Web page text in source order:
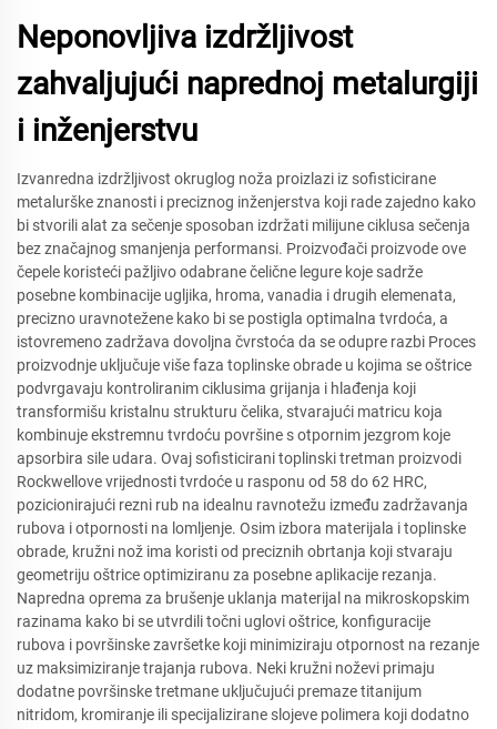
Neponovljiva izdržljivost
zahvaljujući naprednoj metalurgiji
i inženjerstvu
Izvanredna izdržljivost okruglog noža proizlazi iz sofisticirane
metalurške znanosti i preciznog inženjerstva koji rade zajedno kako
bi stvorili alat za sečenje sposoban izdržati milijune ciklusa sečenja
bez značajnog smanjenja performansi. Proizvođači proizvode ove
čepele koristeći pažljivo odabrane čelične legure koje sadrže
posebne kombinacije ugljika, hroma, vanadia i drugih elemenata,
precizno uravnotežene kako bi se postigla optimalna tvrdoća, a
istovremeno zadržava dovoljna čvrstoća da se odupre razbi Proces
proizvodnje uključuje više faza toplinske obrade u kojima se oštrice
podvrgavaju kontroliranim ciklusima grijanja i hlađenja koji
transformišu kristalnu strukturu čelika, stvarajući matricu koja
kombinuje ekstremnu tvrdoću površine s otpornim jezgrom koje
apsorbira sile udara. Ovaj sofisticirani toplinski tretman proizvodi
Rockwellove vrijednosti tvrdoće u rasponu od 58 do 62 HRC,
pozicionirajući rezni rub na idealnu ravnotežu između zadržavanja
rubova i otpornosti na lomljenje. Osim izbora materijala i toplinske
obrade, kružni nož ima koristi od preciznih obrtanja koji stvaraju
geometriju oštrice optimiziranu za posebne aplikacije rezanja.
Napredna oprema za brušenje uklanja materijal na mikroskopskim
razinama kako bi se utvrdili točni uglovi oštrice, konfiguracije
rubova i površinske završetke koji minimiziraju otpornost na rezanje
uz maksimiziranje trajanja rubova. Neki kružni noževi primaju
dodatne površinske tretmane uključujući premaze titanijum
nitridom, kromiranje ili specijalizirane slojeve polimera koji dodatno